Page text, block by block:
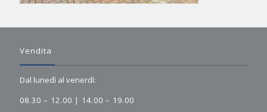
Vendita
Dal lunedì al venerdì:
08.30 – 12.00 | 14.00 – 19.00